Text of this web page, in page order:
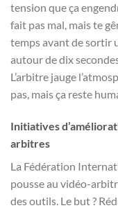
tension que ça
fait pas mal, mais te
temps avant de sortir
autour de dix
L’arbitre jauge
pas, mais ça reste
Initiatives
arbitres
La Fédération
pousse au vidéo-
des outils. Le but ?